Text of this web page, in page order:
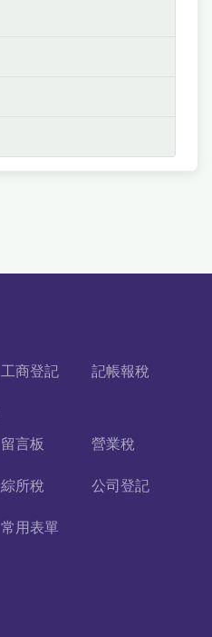
工商登記 記帳報稅
留言板 營業稅
綜所稅 公司登記
常用表單